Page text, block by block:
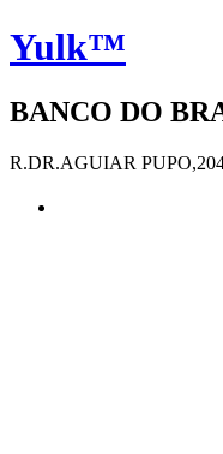
Yulk™
BANCO DO
R.DR.AGUIAR